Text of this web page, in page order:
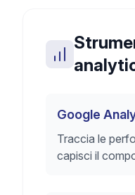
Google
Traccia le
capisci il